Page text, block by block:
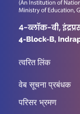
त्वरित लिंक
वेब सूचना प्रबंधक
परिसर भ्रमण